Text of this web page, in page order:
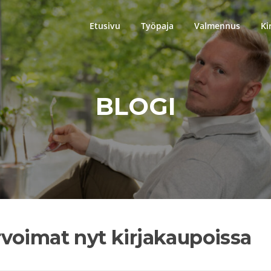
Etusivu Työpaja Valmennus
BLOGI
nyt kirjakaupoissa